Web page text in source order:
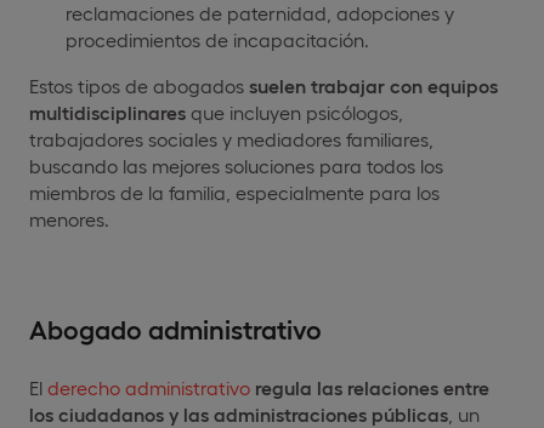
reclamaciones de paternidad, adopciones y
procedimientos de incapacitación.
Estos tipos de abogados suelen trabajar con equipos
multidisciplinares que incluyen psicólogos,
trabajadores sociales y mediadores familiares,
buscando las mejores soluciones para todos los
miembros de la familia, especialmente para los
menores.
Abogado administrativo
El derecho administrativo regula las relaciones entre
los ciudadanos y las administraciones públicas , un